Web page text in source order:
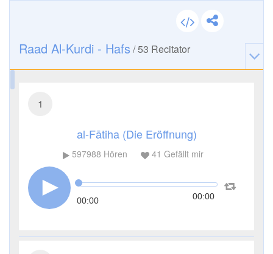
Raad Al-Kurdi - Hafs /53 Recitator
1
al-Fātiha (Die Eröffnung)
597988 Hören 41 Gefällt mir
00:00 00:00